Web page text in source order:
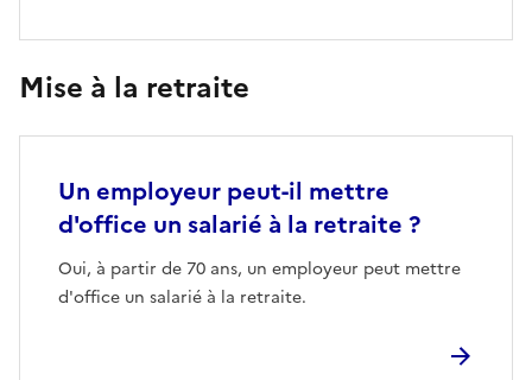
Mise à la retraite
Un employeur peut-il mettre
d'office un salarié à la retraite ?
Oui, à partir de 70 ans, un employeur peut mettre
d'office un salarié à la retraite.